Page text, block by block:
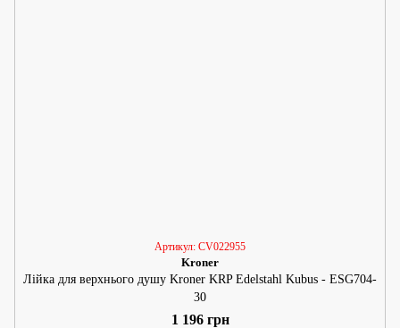
Артикул: CV022955
Kroner
Лійка для верхнього душу Kroner KRP Edelstahl Kubus - ESG704-
30
1 196 грн